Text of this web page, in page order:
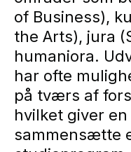
of Business),
the Arts), jura
humaniora.
har ofte
på tværs af
hvilket giver
sammensætte